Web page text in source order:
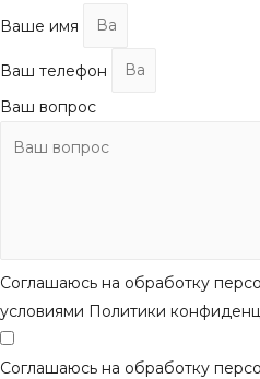
Ваше имя
Ваш телефон
Ваш вопрос
Соглашаюсь на обработку
условиями Политики
Соглашаюсь на обработку